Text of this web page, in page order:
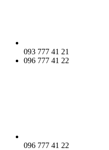
093 777 41 21
096 777 41 22
096 777 41 22